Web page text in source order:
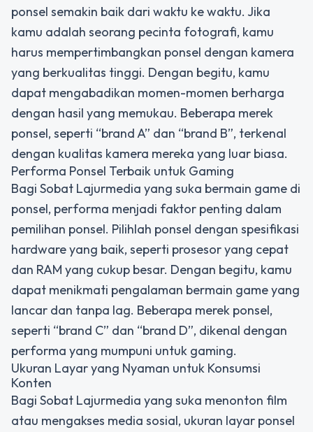
ponsel semakin baik dari waktu ke waktu. Jika
kamu adalah seorang pecinta fotografi, kamu
harus mempertimbangkan ponsel dengan kamera
yang berkualitas tinggi. Dengan begitu, kamu
dapat mengabadikan momen-momen berharga
dengan hasil yang memukau. Beberapa merek
ponsel, seperti “brand A” dan “brand B”, terkenal
dengan kualitas kamera mereka yang luar biasa.
Performa Ponsel Terbaik untuk Gaming
Bagi Sobat Lajurmedia yang suka bermain game di
ponsel, performa menjadi faktor penting dalam
pemilihan ponsel. Pilihlah ponsel dengan spesifikasi
hardware yang baik, seperti prosesor yang cepat
dan RAM yang cukup besar. Dengan begitu, kamu
dapat menikmati pengalaman bermain game yang
lancar dan tanpa lag. Beberapa merek ponsel,
seperti “brand C” dan “brand D”, dikenal dengan
performa yang mumpuni untuk gaming.
Ukuran Layar yang Nyaman untuk Konsumsi
Konten
Bagi Sobat Lajurmedia yang suka menonton film
atau mengakses media sosial, ukuran layar ponsel